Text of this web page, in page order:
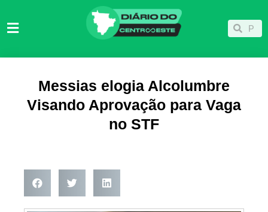
para
Pesquisar
Messias elogia Alcolumbre
Visando Aprovação para Vaga
no STF